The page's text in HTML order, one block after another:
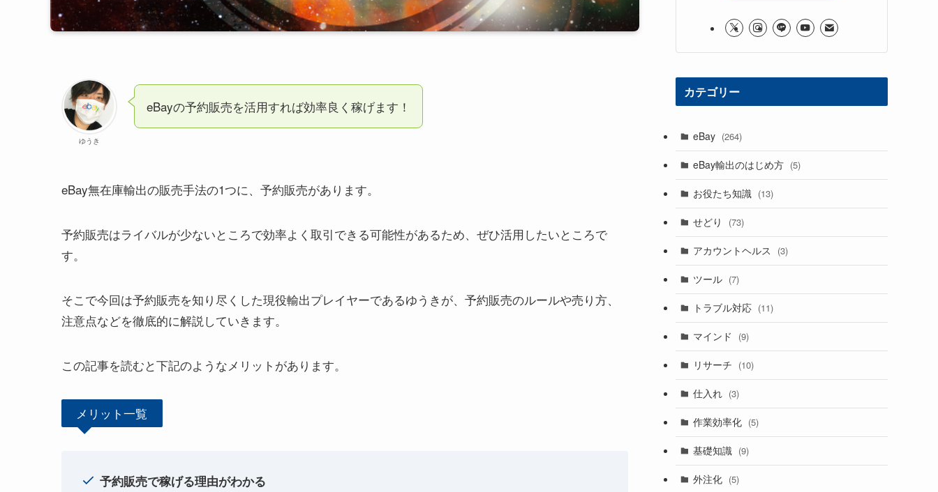
ゆうき
eBayの予約販売を活用すれば効率良く稼げます！
eBay無在庫輸出の販売手法の1つに、予約販売があります。
予約販売はライバルが少ないところで効率よく取引できる可能性があるため、ぜひ活用したいところで
す。
そこで今回は予約販売を知り尽くした現役輸出プレイヤーであるゆうきが、予約販売のルールや売り方、
注意点などを徹底的に解説していきます。
この記事を読むと下記のようなメリットがあります。
メリット一覧
予約販売で稼げる理由がわかる
カテゴリー
eBay (264)
eBay輸出のはじめ方 (5)
お役たち知識 (13)
せどり (73)
アカウントヘルス (3)
ツール (7)
トラブル対応 (11)
マインド (9)
リサーチ (10)
仕入れ (3)
作業効率化 (5)
基礎知識 (9)
外注化 (5)